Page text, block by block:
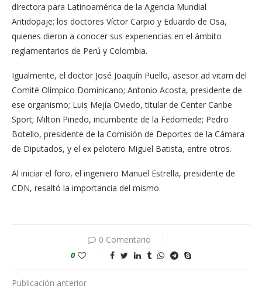
directora para Latinoamérica de la Agencia Mundial
Antidopaje; los doctores Víctor Carpio y Eduardo de Osa,
quienes dieron a conocer sus experiencias en el ámbito
reglamentarios de Perú y Colombia.
Igualmente, el doctor José Joaquín Puello, asesor ad vitam del
Comité Olímpico Dominicano; Antonio Acosta, presidente de
ese organismo; Luis Mejía Oviedo, titular de Center Caribe
Sport; Milton Pinedo, incumbente de la Fedomede; Pedro
Botello, presidente de la Comisión de Deportes de la Cámara
de Diputados, y el ex pelotero Miguel Batista, entre otros.
Al iniciar el foro, el ingeniero Manuel Estrella, presidente de
CDN, resaltó la importancia del mismo.
0 Comentario
0
Publicación anterior